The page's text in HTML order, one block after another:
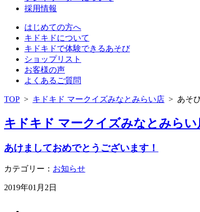
採用情報
はじめての方へ
キドキドについて
キドキドで体験できるあそび
ショップリスト
お客様の声
よくあるご質問
TOP > キドキド マークイズみなとみらい店 > あそ
キドキド マークイズみなとみら
あけましておめでとうございます！
カテゴリー： お知らせ
2019年01月2日